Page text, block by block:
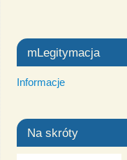
mLegitymacja
Informacje
Na skróty